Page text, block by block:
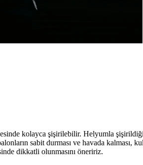
kolayca şişirilebilir. Helyumla
sabit durması ve havada kalması,
dikkatli olunmasını öneririz.